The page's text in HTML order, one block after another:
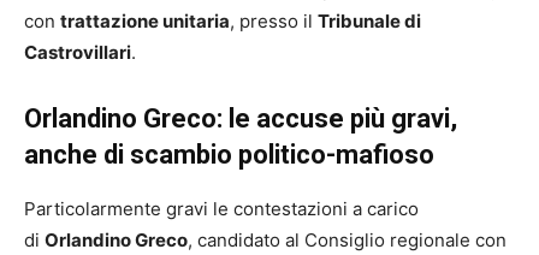
con trattazione unitaria, presso il Tribunale di
Castrovillari.
Orlandino Greco: le accuse più gravi,
anche di scambio politico-mafioso
Particolarmente gravi le contestazioni a carico
di Orlandino Greco, candidato al Consiglio regionale con